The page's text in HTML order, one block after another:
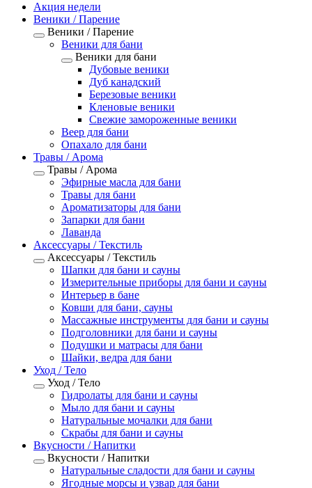
Акция недели
Веники / Парение
Веники / Парение
Веники для бани
Веники для бани
Дубовые веники
Дуб канадский
Березовые веники
Кленовые веники
Свежие замороженные веники
Веер для бани
Опахало для бани
Травы / Арома
Травы / Арома
Эфирные масла для бани
Травы для бани
Ароматизаторы для бани
Запарки для бани
Лаванда
Аксессуары / Текстиль
Аксессуары / Текстиль
Шапки для бани и сауны
Измерительные приборы для бани и сауны
Интерьер в бане
Ковши для бани, сауны
Массажные инструменты для бани и сауны
Подголовники для бани и сауны
Подушки и матрасы для бани
Шайки, ведра для бани
Уход / Тело
Уход / Тело
Гидролаты для бани и сауны
Мыло для бани и сауны
Натуральные мочалки для бани
Скрабы для бани и сауны
Вкусности / Напитки
Вкусности / Напитки
Натуральные сладости для бани и сауны
Ягодные морсы и узвар для бани